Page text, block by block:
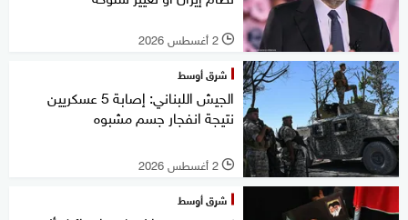
l 2 أغسطس 2026
شرق أوسط
الجيش اللبناني: إصابة 5 عسكريين
نتيجة انفجار جسم مشبوه
l 2 أغسطس 2026
شرق أوسط